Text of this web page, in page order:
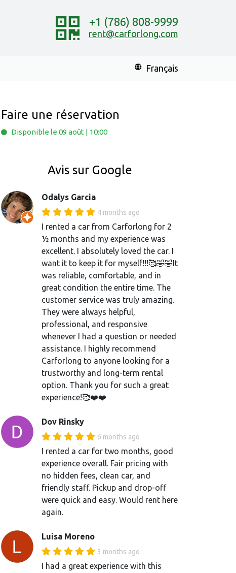
+1 (786) 808-9999
rent@carforlong.com
Français
Faire une réservation
Disponible le 09 août | 10:00
Avis sur Google
Odalys Garcia
4 months ago
I rented a car from Carforlong for 2
½ months and my experience was
excellent. I absolutely loved the car. I
want it to keep it for myself!!!🥰🤣🤣It
was reliable, comfortable, and in
great condition the entire time. The
customer service was truly amazing.
They were always helpful,
professional, and responsive
whenever I had a question or needed
assistance. I highly recommend
Carforlong to anyone looking for a
trustworthy and long-term rental
option. Thank you for such a great
experience!🥰❤️❤️
Dov Rinsky
6 months ago
I rented a car for two months, good
experience overall. Fair pricing with
no hidden fees, clean car, and
friendly staff. Pickup and drop-off
were quick and easy. Would rent here
again.
Luisa Moreno
3 months ago
I had a great experience with this